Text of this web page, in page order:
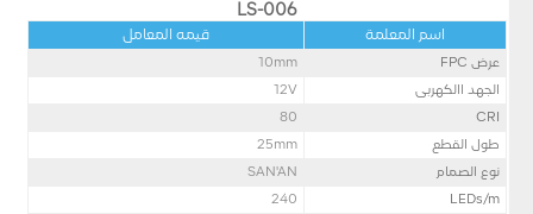
LS-006
اسم المعلمة قيمه المعامل
عرض FPC 10mm
الجهد االكهربى
12V
CRI
80
طول القطع
25mm
نوع الصمام
SAN'AN
LEDs/m
240